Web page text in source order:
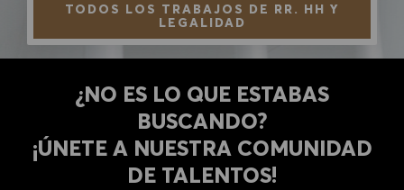
TODOS LOS TRABAJOS DE RR. HH Y
LEGALIDAD
¿NO ES LO QUE ESTABAS
BUSCANDO?
​​​​​​​¡ÚNETE A NUESTRA COMUNIDAD
DE TALENTOS!